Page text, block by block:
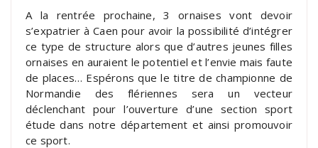
A la rentrée prochaine, 3 ornaises vont devoir
s’expatrier à Caen pour avoir la possibilité d’intégrer
ce type de structure alors que d’autres jeunes filles
ornaises en auraient le potentiel et l’envie mais faute
de places… Espérons que le titre de championne de
Normandie des flériennes sera un vecteur
déclenchant pour l’ouverture d’une section sport
étude dans notre département et ainsi promouvoir
ce sport.